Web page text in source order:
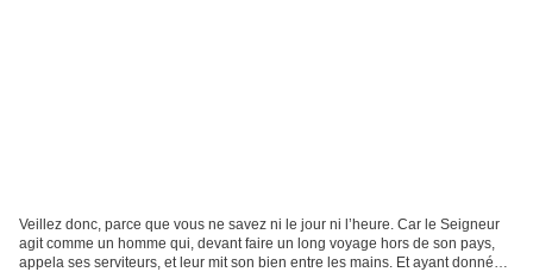
Veillez donc, parce que vous ne savez ni le jour ni l’heure. Car le Seigneur
agit comme un homme qui, devant faire un long voyage hors de son pays,
appela ses serviteurs, et leur mit son bien entre les mains. Et ayant donné